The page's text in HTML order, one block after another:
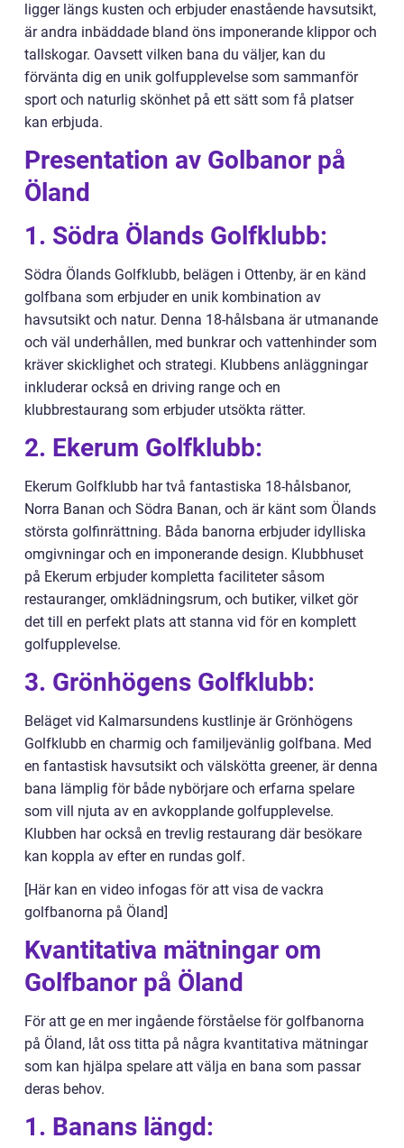
ligger längs kusten och erbjuder enastående havsutsikt,
är andra inbäddade bland öns imponerande klippor och
tallskogar. Oavsett vilken bana du väljer, kan du
förvänta dig en unik golfupplevelse som sammanför
sport och naturlig skönhet på ett sätt som få platser
kan erbjuda.
Presentation av Golbanor på
Öland
1. Södra Ölands Golfklubb:
Södra Ölands Golfklubb, belägen i Ottenby, är en känd
golfbana som erbjuder en unik kombination av
havsutsikt och natur. Denna 18-hålsbana är utmanande
och väl underhållen, med bunkrar och vattenhinder som
kräver skicklighet och strategi. Klubbens anläggningar
inkluderar också en driving range och en
klubbrestaurang som erbjuder utsökta rätter.
2. Ekerum Golfklubb:
Ekerum Golfklubb har två fantastiska 18-hålsbanor,
Norra Banan och Södra Banan, och är känt som Ölands
största golfinrättning. Båda banorna erbjuder idylliska
omgivningar och en imponerande design. Klubbhuset
på Ekerum erbjuder kompletta faciliteter såsom
restauranger, omklädningsrum, och butiker, vilket gör
det till en perfekt plats att stanna vid för en komplett
golfupplevelse.
3. Grönhögens Golfklubb:
Beläget vid Kalmarsundens kustlinje är Grönhögens
Golfklubb en charmig och familjevänlig golfbana. Med
en fantastisk havsutsikt och välskötta greener, är denna
bana lämplig för både nybörjare och erfarna spelare
som vill njuta av en avkopplande golfupplevelse.
Klubben har också en trevlig restaurang där besökare
kan koppla av efter en rundas golf.
[Här kan en video infogas för att visa de vackra
golfbanorna på Öland]
Kvantitativa mätningar om
Golfbanor på Öland
För att ge en mer ingående förståelse för golfbanorna
på Öland, låt oss titta på några kvantitativa mätningar
som kan hjälpa spelare att välja en bana som passar
deras behov.
1. Banans längd: